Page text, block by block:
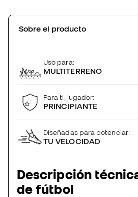
Sobre el producto
Uso para:
MULTITERRENO
Para ti, jugador:
PRINCIPIANTE
Diseñadas para potenciar:
TU VELOCIDAD
Descripción
de fútbol